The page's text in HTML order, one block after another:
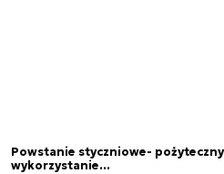
Powstanie styczniowe-
wykorzystanie...